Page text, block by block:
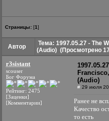
Страницы: [1]
Автор
Тема: 1997.05.27 - The
(Audio) (Просмотрено
r3sistant
scouser
Бог Форума
Рейтинг: 2475
[Заценки]
[Комментарии]
(Audio)
# 29 июля
Ранее не
Качество
то есть